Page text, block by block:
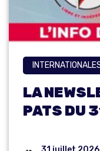
LA
PATS DU